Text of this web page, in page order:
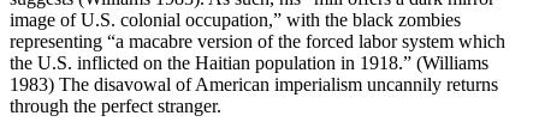
image of U.S. colonial occupation,” with the black zombies
representing “a macabre version of the forced labor system which
the U.S. inflicted on the Haitian population in 1918.” (Williams
1983) The disavowal of American imperialism uncannily returns
through the perfect stranger.